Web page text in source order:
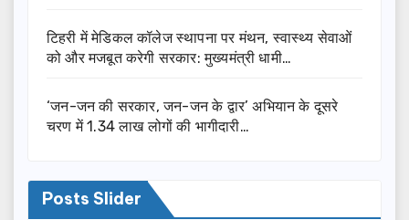
टिहरी में मेडिकल कॉलेज स्थापना पर मंथन, स्वास्थ्य सेवाओं
को और मजबूत करेगी सरकार: मुख्यमंत्री धामी…
‘जन-जन की सरकार, जन-जन के द्वार’ अभियान के दूसरे
चरण में 1.34 लाख लोगों की भागीदारी…
Posts Slider